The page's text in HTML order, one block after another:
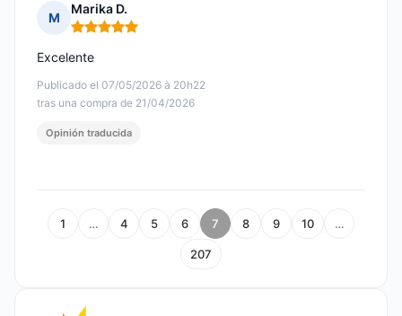
M
Marika D.
Nota: 5 de 5
Publicado el 07/05/2026 à 20h22
tras una compra de 21/04/2026
Excelente
Opinión traducida
1 … 4 5 6 7 8 9 10 …
207